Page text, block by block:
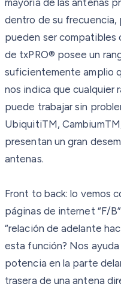
dentro de su frecuencia,
pueden ser compatibles
de txPRO® posee un
suficientemente amplio
nos indica que cualquier
puede trabajar sin
UbiquitiTM,
presentan un gran
antenas.
Front to back: lo vemos
páginas de internet “F/
“relación de adelante
esta función? Nos
potencia en la parte
trasera de una antena